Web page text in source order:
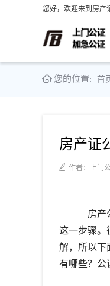
您好，欢迎来到房产
您的位置: 首
房产证
作者：上门
房产
这一步骤。
解，所以下
有哪些？公